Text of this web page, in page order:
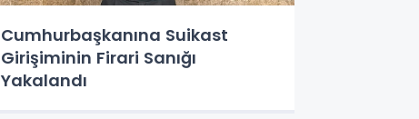
Cumhurbaşkanına Suikast
Girişiminin Firari Sanığı
Yakalandı